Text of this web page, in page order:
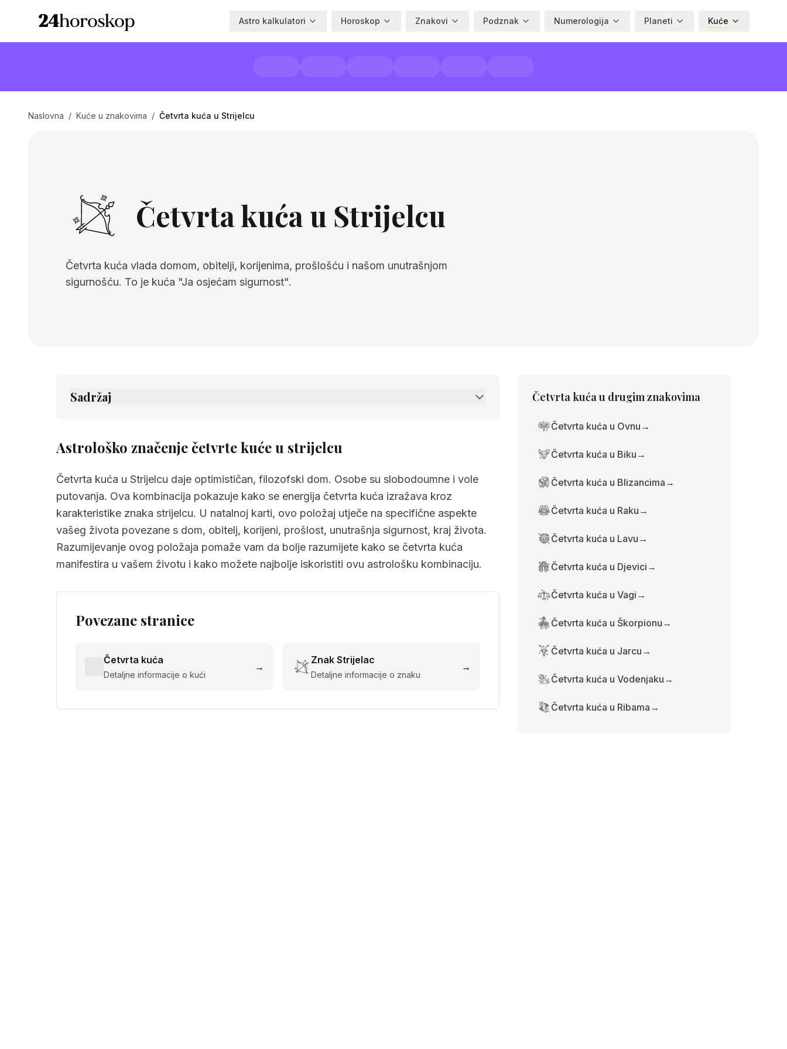
Astro kalkulatori Horoskop Znakovi Podznak Numerologija Planeti Kuće
Naslovna / Kuće u znakovima / Četvrta kuća u Strijelcu
Četvrta kuća u Strijelcu
Četvrta kuća vlada domom, obitelji, korijenima, prošlošću i našom unutrašnjom
sigurnošću. To je kuća "Ja osjećam sigurnost".
Sadržaj
Astrološko značenje četvrte kuće u strijelcu
Četvrta kuća u Strijelcu daje optimističan, filozofski dom. Osobe su slobodoumne i vole
putovanja. Ova kombinacija pokazuje kako se energija četvrta kuća izražava kroz
karakteristike znaka strijelcu. U natalnoj karti, ovo položaj utječe na specifične aspekte
vašeg života povezane s dom, obitelj, korijeni, prošlost, unutrašnja sigurnost, kraj života.
Razumijevanje ovog položaja pomaže vam da bolje razumijete kako se četvrta kuća
manifestira u vašem životu i kako možete najbolje iskoristiti ovu astrološku kombinaciju.
Povezane stranice
Četvrta kuća
Detaljne informacije o kući
→
Znak Strijelac
Detaljne informacije o znaku
→
Četvrta kućau drugim znakovima
Četvrta kuća u Ovnu →
Četvrta kuća u Biku →
Četvrta kuća u Blizancima →
Četvrta kuća u Raku →
Četvrta kuća u Lavu →
Četvrta kuća u Djevici →
Četvrta kuća u Vagi →
Četvrta kuća u Škorpionu →
Četvrta kuća u Jarcu →
Četvrta kuća u Vodenjaku →
Četvrta kuća u Ribama →